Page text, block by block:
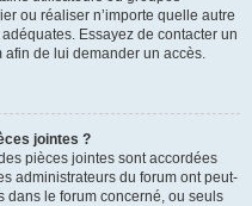
ou réaliser n’importe quelle autre
Essayez de contacter un
de lui demander un accès.
jointes ?
pièces jointes sont accordées
administrateurs du forum ont peut-
dans le forum concerné, ou seuls